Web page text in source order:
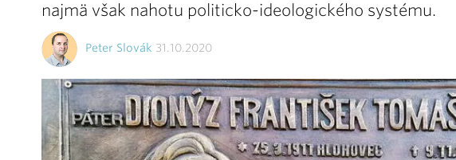
najmä však nahotu politicko-ideologického systému.
Peter Slovák 31.10.2020